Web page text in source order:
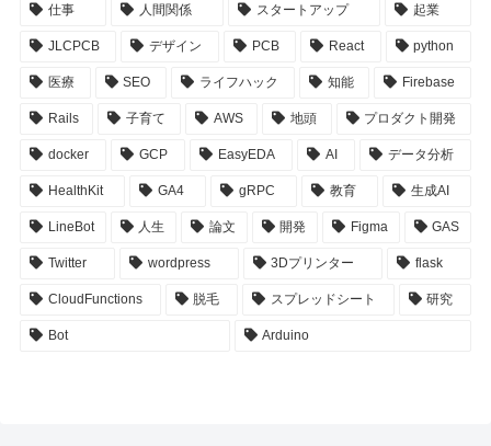
仕事 人間関係 スタートアップ 起業
JLCPCB デザイン PCB React python
医療 SEO ライフハック 知能 Firebase
Rails 子育て AWS 地頭 プロダクト開発
docker GCP EasyEDA AI データ分析
HealthKit GA4 gRPC 教育 生成AI
LineBot 人生 論文 開発 Figma GAS
Twitter wordpress 3Dプリンター flask
CloudFunctions 脱毛 スプレッドシート 研究
Bot Arduino